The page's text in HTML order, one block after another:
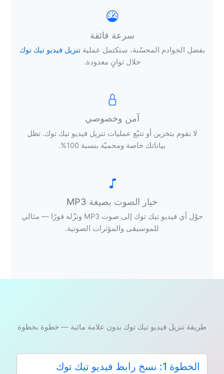
سرعة فائقة
بفضل الخوادم المحسّنة، ستكتمل عمليةتنزيل فيديو تيك توك
خلال ثوانٍ معدودة.
آمن وخصوصي
لا نقوم بتخزين أو تتبّع عمليات تنزيل فيديو تيك توك. تظل
بياناتك خاصة ومحميّة بنسبة 100%.
خيار الصوت بصيغة MP3
حوّل أي فيديو تيك توك إلى صوت MP3 ونزّله فورًا — مثالي
للموسيقى والمؤثرات الصوتية.
طريقة تنزيل فيديو تيك توك بدون علامة مائية — خطوة بخطوة
الخطوة 1: نسخ رابط فيديو تيك توك